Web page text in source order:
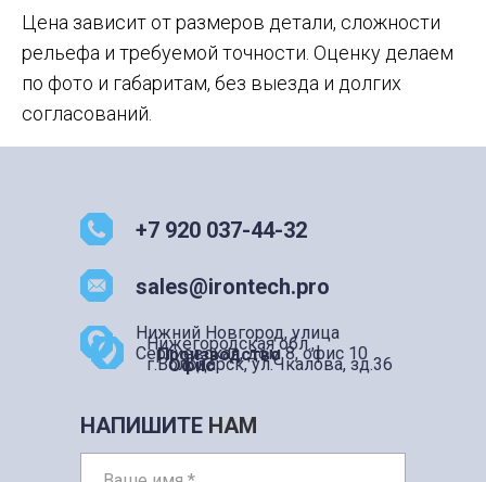
Цена зависит от размеров детали, сложности
рельефа и требуемой точности. Оценку делаем
по фото и габаритам, без выезда и долгих
согласований.
НАПИШИТЕ НАМ
+7 920 037-44-32
sales@irontech.pro
Нижний Новгород, улица
Сергиевская, дом 8, офис 10
Нижегородская обл.,
г.Володарск, ул.Чкалова, зд.36
Производство
Офис